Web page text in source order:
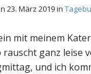
23. März 2019in
mit meinem
ganz leise
und ich